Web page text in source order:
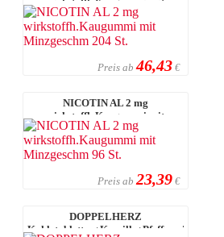
Minzgeschm 204 St.
Preis ab 46,43 €
NICOTIN AL 2 mg
wirkstoffh.Kaugummi mit
Minzgeschm 96 St.
Preis ab 23,39 €
DOPPELHERZ
Kohletabletten+Kamille+Pfefferminze